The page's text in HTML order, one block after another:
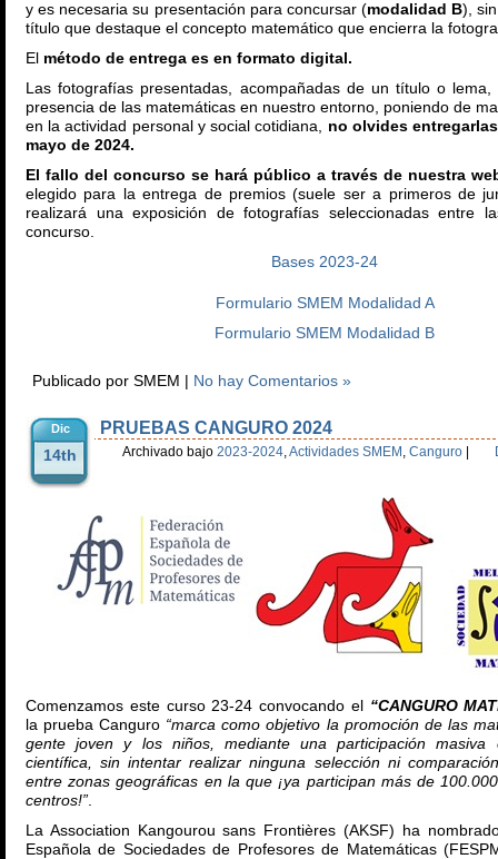
y es necesaria su presentación para concursar (modalidad B),
título que destaque el concepto matemático que encierra la
El método de entrega es en formato digital.
Las fotografías presentadas, acompañadas de un título o
presencia de las matemáticas en nuestro entorno, poniendo de
en la actividad personal y social cotidiana, no olvides
mayo de 2024.
El fallo del concurso se hará público a través de nuestra
elegido para la entrega de premios (suele ser a primeros de
realizará una exposición de fotografías seleccionadas entre
concurso.
Bases 2023-24
Formulario SMEM Modalidad A
Formulario SMEM Modalidad B
Publicado por SMEM | No hay Comentarios »
Dic
14th
PRUEBAS CANGURO 2024
Archivado bajo 2023-2024,Actividades SMEM , Canguro
Comenzamos este curso 23-24 convocando el
“CANGURO
la prueba Canguro “marca como objetivo la promoción de las
gente joven y los niños, mediante una participación masiva
científica, sin intentar realizar ninguna selección ni
entre zonas geográficas en la que ¡ya participan más de
centros!”.
La Association Kangourou sans Frontières (AKSF) ha
Española de Sociedades de Profesores de Matemáticas